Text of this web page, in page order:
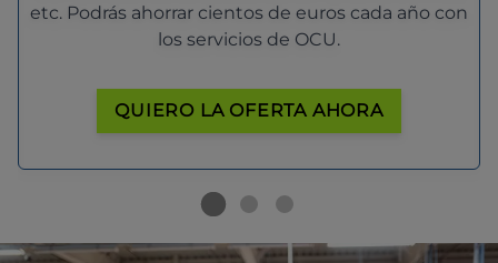
etc. Podrás ahorrar cientos de euros cada año con
los servicios de OCU.
QUIERO LA OFERTA AHORA